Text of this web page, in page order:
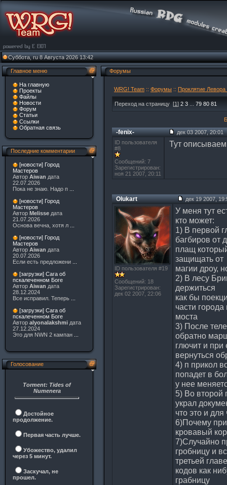
Суббота, ru 8 Августа 2026 13:42
Главное меню
На главную
Проекты
Файлы
Новости
Форум
Статьи
Ссылки
Обратная связь
Последние комментарии
[новости] Город
Мастеров
Автор Aiwan дата
22.07.2026
Пока не знаю. Надо п
[новости] Город
Мастеров
Автор Melisse дата
21.07.2026
Основа вечна, хотя л
[новости] Город
Мастеров
Автор Aiwan дата
20.07.2026
Если есть предложени
[загрузки] Сага об
пскалеченном Боге
Автор Aiwan дата
28.12.2024
Все исправил. Теперь
[загрузки] Сага об
пскалеченном Боге
Автор alyonalakshmi дата
27.12.2024
Это для NWN 2 кампан ...
Голосование
Torment: Tides of
Numenera
Достойное
продолжение.
Первая часть лучше.
Убожество, удалил
через 5 минут.
Заскучал, не
прошел.
Форумы
WRG! Team :: Форумы :: Проклятие Левора
Переход на страницу [1] 2 3 79 80 81
-fenix-
дек 03 2007, 20:01
ID пользователя
#8
Сообщений: 7
Зарегистрирован:
ноя 21 2007, 20:11
Тут
Olukart дек 19 2007,
ID пользователя #19
Сообщений: 18
Зарегистрирован:
дек 02 2007, 22:06
У меня тут
кто может:
1) В первой
багбиров от
плащ
защищать от
магии дроу,
2) В лесу
держиться
как бы
части
моста
3) После
обратно
глючит и при
вернуться
4) п прикол
попадет в
у нее
5) Во второй
украл
что это и для
6)Почему при
кровавый
7)Случайно
гробницу и
третьей
кодов как
грабницу